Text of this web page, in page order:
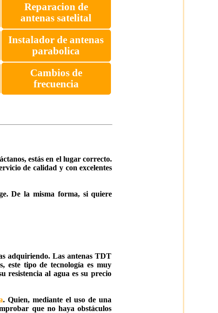
Reparacion de
antenas satelital
Instalador de antenas
parabolica
Cambios de
frecuencia
estás en el lugar correcto.
de calidad y con excelentes
De la misma forma, si quiere
adquiriendo. Las antenas TDT
este tipo de tecnología es muy
resistencia al agua es su precio
. Quien, mediante el uso de una
que no haya obstáculos